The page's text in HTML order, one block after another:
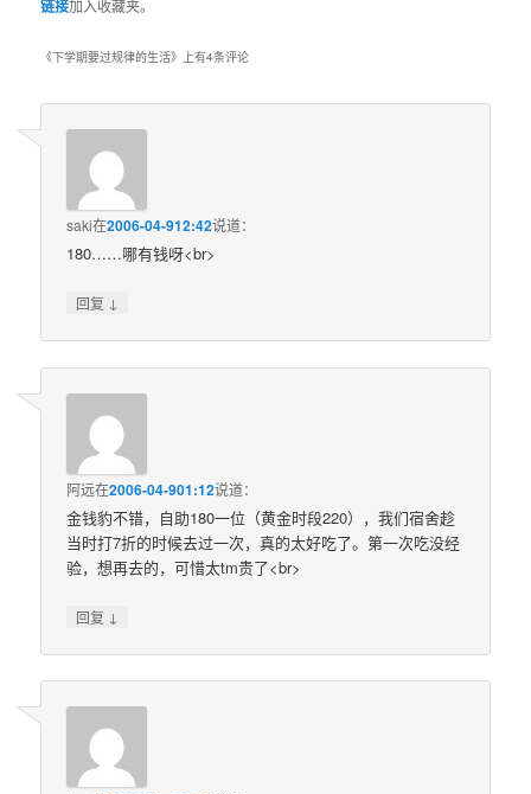
链接加入收藏夹。
《下学期要过规律的生活》上有4条评论
saki在2006-04-912:42说道：
180……哪有钱呀<br>
回复 ↓
阿远在2006-04-901:12说道：
金钱豹不错，自助180一位（黄金时段220），我们宿舍趁
当时打7折的时候去过一次，真的太好吃了。第一次吃没经
验，想再去的，可惜太tm贵了<br>
回复 ↓